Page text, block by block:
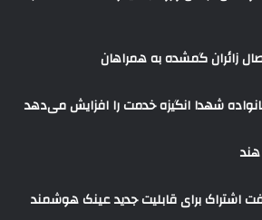
زائران گمشده به همراهان
خانواده شهدا انگیزه خدمت را افزایش می‌دهد
اشتراک برای قابلیت جدید عینک هوشمند